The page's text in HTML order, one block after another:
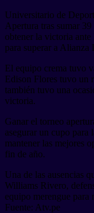
Universitario de
Apertura tras sumar
obtener la victoria
para superar a Alianza
El equipo crema tuvo
Edison Flores tuvo un
también tuvo una
victoria.
Ganar el torneo
asegurar un cupo
mantener las mejores
fin de año.
Una de las ausencias
Williams Rivero,
equipo merengue para
Fuente: Atv.pe